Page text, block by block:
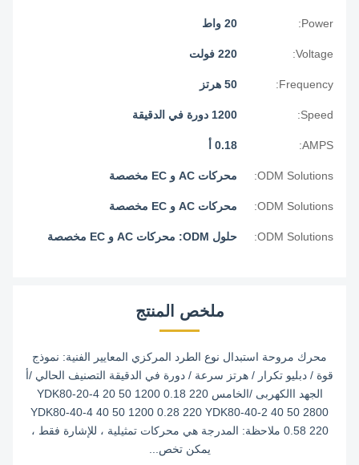
Power:
Voltage:
Frequency:
Speed:
AMPS:
ODM Solutions: محركات AC و EC مخصصة
ODM Solutions: محركات AC و EC مخصصة
ODM Solutions: حلول ODM: محركات AC و EC مخصصة
ملخص المنتج
محرك مروحة استبدال نوع الطرد المركزي المعايير الفنية: نموذج
قوة / دبليو تكرار / هرتز سرعة / دورة في الدقيقة التصنيف الحالي /أ
الجهد االكهربى /الخامس YDK80-20-4 20 50 1200 0.18 220
YDK80-40-4 40 50 1200 0.28 220 YDK80-40-2 40 50 2800
0.58 220 ملاحظة: المدرجة هي محركات تمثيلية ، للإشارة فقط ،
يمكن تخص...